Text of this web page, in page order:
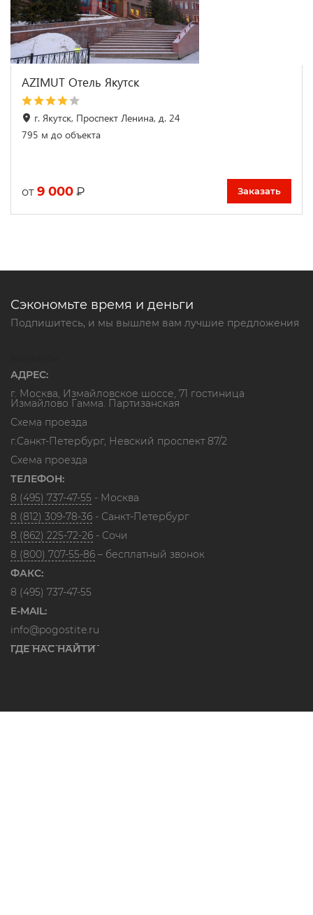
AZIMUT Отель Якутск
г. Якутск, Проспект Ленина, д. 24
795 м до объекта
от 9 000 ₽ Заказать
Сэкономьте время и деньги
Подпишитесь, и мы вышлем вам лучшие предложения
АДРЕС:
г. Москва, Измайловское шоссе, 71 гостиница
Измайлово Гамма. Партизанская
Схема проезда
г.Санкт-Петербург, Невский проспект 87/2
Схема проезда
ТЕЛЕФОН:
8 (495) 737-47-55 - Москва
8 (812) 309-78-36 - Санкт-Петербург
8 (862) 225-72-26 - Сочи
8 (800) 707-55-86 – бесплатный звонок
ФАКС:
8 (495) 737-47-55
E-MAIL:
info@pogostite.ru
ГДЕ НАС НАЙТИ